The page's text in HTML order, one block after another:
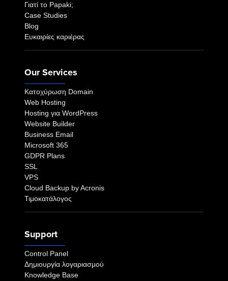
Γιατί το Papaki;
Case Studies
Blog
Ευκαιρίες καριέρας
Our Services
Κατοχύρωση Domain
Web Hosting
Hosting για WordPress
Website Builder
Business Email
Microsoft 365
GDPR Plans
SSL
VPS
Cloud Backup by Acronis
Τιμοκατάλογος
Support
Control Panel
Δημιουργία λογαριασμού
Knowledge Base